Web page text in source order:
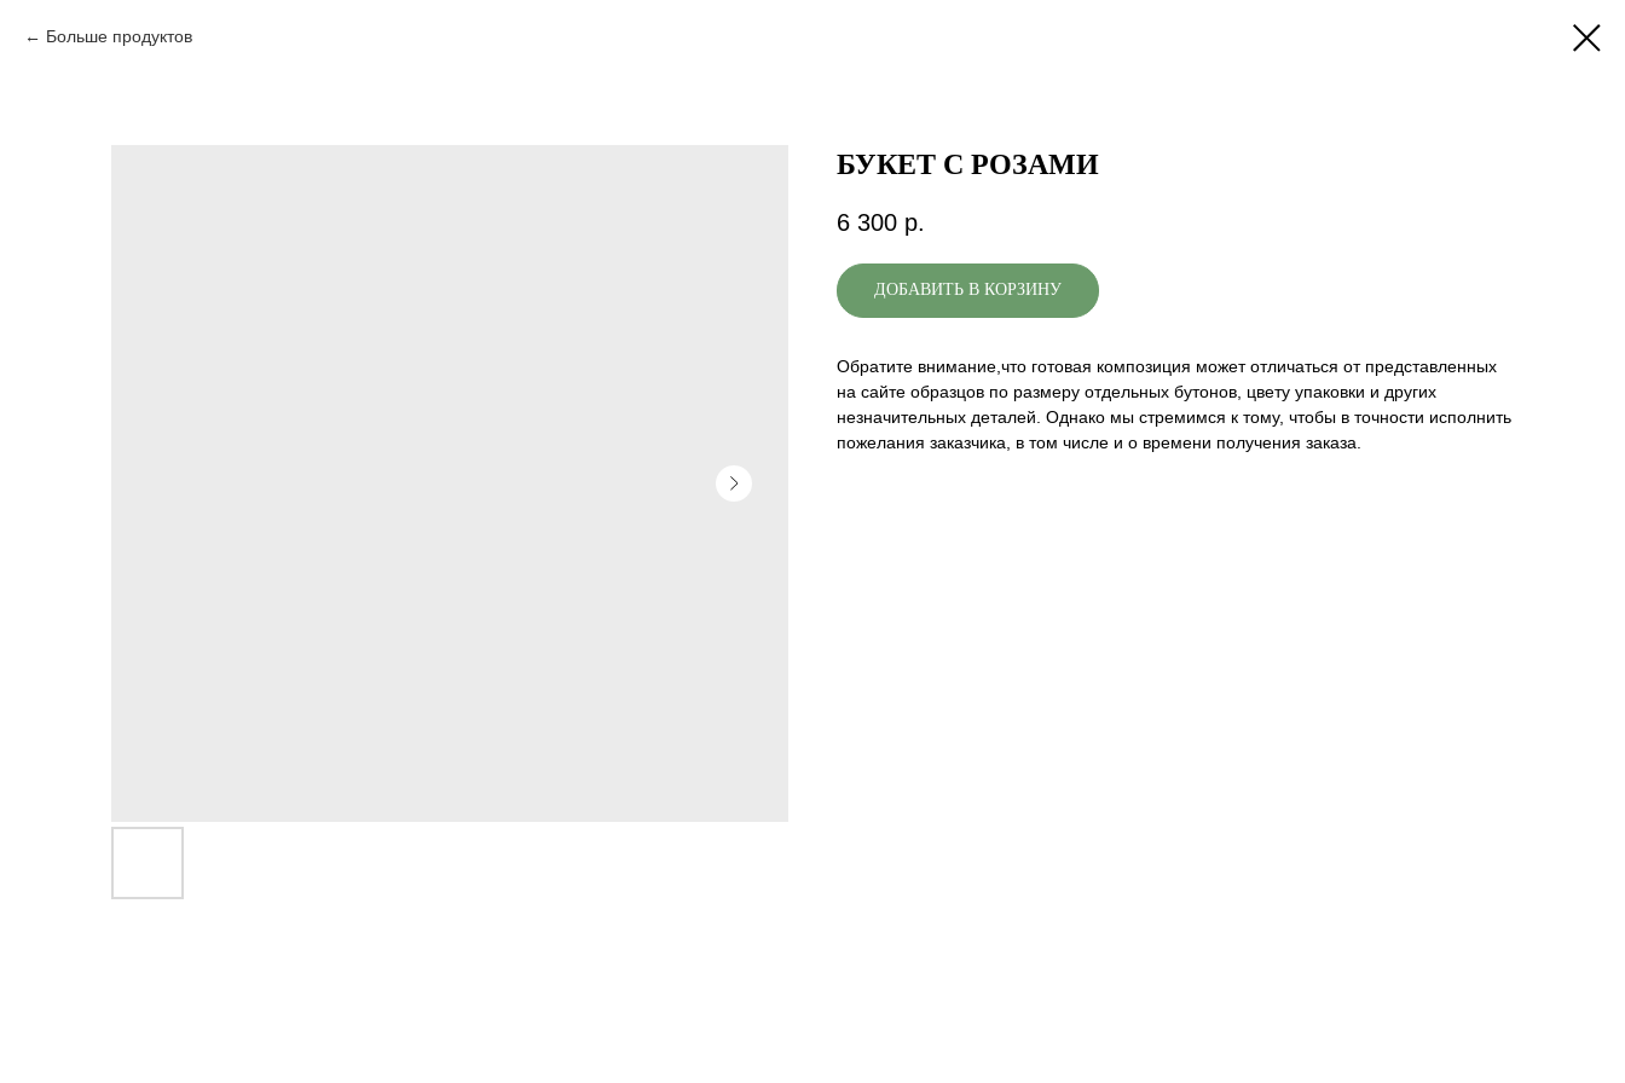
Больше продуктов
БУКЕТ С РОЗАМИ
6 300 р.
ДОБАВИТЬ В КОРЗИНУ
Обратите внимание,что готовая композиция может отличаться от представленных
на сайте образцов по размеру отдельных бутонов, цвету упаковки и других
незначительных деталей. Однако мы стремимся к тому, чтобы в точности исполнить
пожелания заказчика, в том числе и о времени получения заказа.